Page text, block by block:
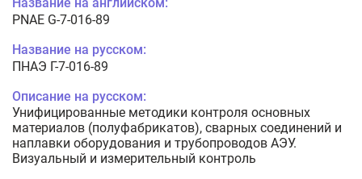
PNAE G-7-016-89
Название на русском:
ПНАЭ Г-7-016-89
Описание на русском:
Унифицированные методики контроля основных
материалов (полуфабрикатов), сварных соединений и
наплавки оборудования и трубопроводов АЭУ.
Визуальный и измерительный контроль